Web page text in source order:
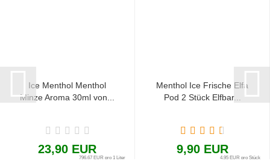
Ice Menthol Menthol
Minze Aroma 30ml von...
23,90 EUR
796,67 EUR pro 1 Liter
Menthol Ice Frische Elfa
Pod 2 Stück Elfbar...
9,90 EUR
4,95 EUR pro Stück